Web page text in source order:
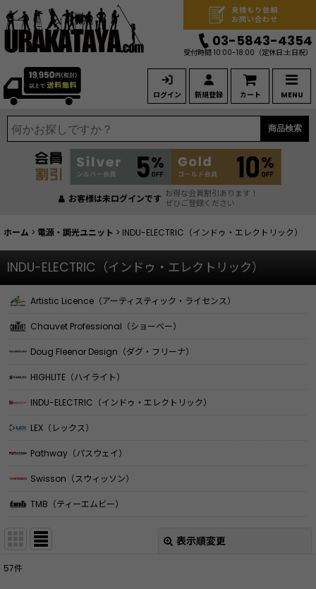
ログイン 新規登録 カート MENU
見積もり依頼
お問い合わせ
03-5843-4354
受付時間 10:00-18:00 （定休日:土日祝）
商品検索
お客様は未ログインです お得な会員割引あります！
ぜひご登録ください
ホーム > 電源・調光ユニット > INDU-ELECTRIC（インドゥ・エレクトリック）
INDU-ELECTRIC（インドゥ・エレクトリック）
Artistic Licence（アーティスティック・ライセンス）
Chauvet Professional（ショーベー）
Doug Fleenor Design（ダグ・フリーナ）
HIGHLITE（ハイライト）
INDU-ELECTRIC（インドゥ・エレクトリック）
LEX（レックス）
Pathway（パスウェイ）
Swisson（スウィッソン）
TMB（ティーエムビー）
表示順変更
57件